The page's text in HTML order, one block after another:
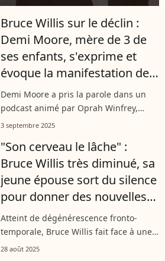
Bruce Willis sur le déclin :
Demi Moore, mère de 3 de
ses enfants, s'exprime et
évoque la manifestation de
nouvelles "facettes" de
l'acteur
Demi Moore a pris la parole dans un
podcast animé par Oprah Winfrey,
comme l’a indiqué "Page Six" ce mardi
confidences au sujet de Bruce Willis,...
3 septembre 2025
"Son cerveau le lâche" :
Bruce Willis très diminué, sa
jeune épouse sort du silence
pour donner des nouvelles
de l'acteur
Atteint de dégénérescence fronto-
temporale, Bruce Willis fait face à une
perte progressive du langage. Son
28 août 2025